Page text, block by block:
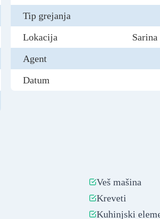
Tip grejanja
Lokacija
Agent
Datum
Veš mašina
Kreveti
Kuhinjski